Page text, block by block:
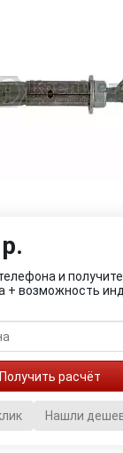
и
+ возможность
Нашли